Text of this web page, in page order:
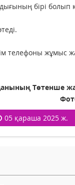
бірі болып
телефоны жұмыс
Төтенше
05 қараша 2025 ж.